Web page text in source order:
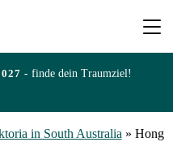
- finde dein Traumziel!
in South Australia» Hong